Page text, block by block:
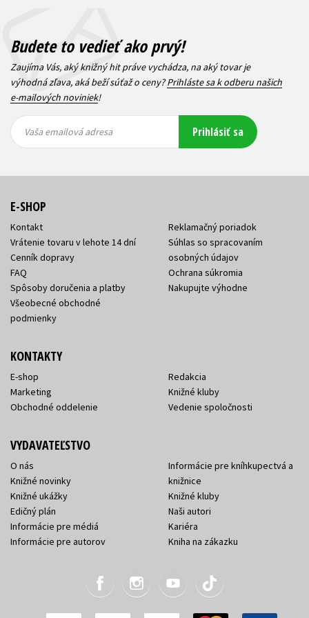
Budete to vedieť ako prvý!
Zaujíma Vás, aký knižný hit práve vychádza, na aký tovar je
výhodná zľava, aká beží súťaž o ceny?Prihláste sa k odberu našich
e-mailových noviniek!
emailová
emailová
Vaša emailová adresa Prihlásiť sa
E-SHOP
Kontakt
Vrátenie tovaru v lehote 14 dní
Cenník dopravy
FAQ
Spôsoby doručenia a platby
Všeobecné obchodné
podmienky
Reklamačný poriadok
Súhlas so spracovaním
osobných údajov
Ochrana súkromia
Nakupujte výhodne
KONTAKTY
E-shop
Marketing
Obchodné oddelenie
Redakcia
Knižné kluby
Vedenie spoločnosti
VYDAVATEĽSTVO
O nás
Knižné novinky
Knižné ukážky
Edičný plán
Informácie pre médiá
Informácie pre autorov
Informácie pre kníhkupectvá a
knižnice
Knižné kluby
Naši autori
Kariéra
Kniha na zákazku